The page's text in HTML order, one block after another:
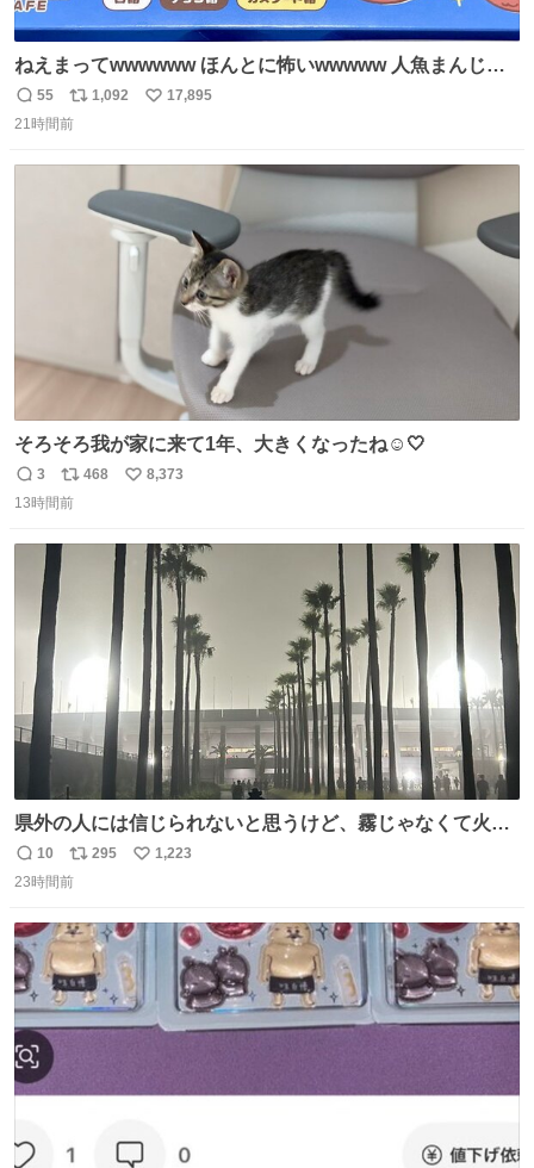
ねえまってwwwwww ほんとに怖いwwwww 人魚まんじゅ
う買ってきたから私も永遠のいのちを…ぐへへ…と思いな
がら1つ食べたら 奥歯欠けたんだけど！！！！？？？ しか
たから何？と思って口から出したら自分の歯wwwwww セ
イレーンの呪いじゃん😭
返
信
55
リ
ポ
1,092
い
17,895
21時間前
そろそろ我が家に来て1年、大きくなったね☺️🤍
返
信
3
リ
ポ
ト
468
い
数
8,373
13時間前
県外の人には信じられないと思うけど、霧じゃなくて火山
灰です🌋 #桜島
返
信
10
リ
ポ
ト
数
295
い
数
1,223
23時間前